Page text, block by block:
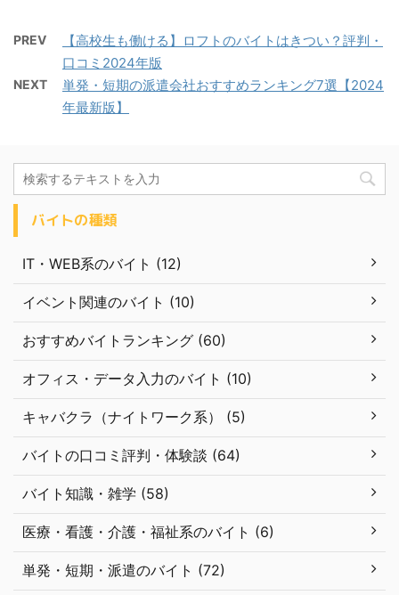
PREV
【高校生も働ける】ロフトのバイトはきつい？評判・
口コミ2024年版
NEXT
単発・短期の派遣会社おすすめランキング7選【2024
年最新版】
バイトの種類
IT・WEB系のバイト (12)
イベント関連のバイト (10)
おすすめバイトランキング (60)
オフィス・データ入力のバイト (10)
キャバクラ（ナイトワーク系） (5)
バイトの口コミ評判・体験談 (64)
バイト知識・雑学 (58)
医療・看護・介護・福祉系のバイト (6)
単発・短期・派遣のバイト (72)